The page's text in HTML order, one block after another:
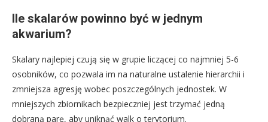
Ile skalarów powinno być w jednym
akwarium?
Skalary najlepiej czują się w grupie liczącej co najmniej 5-6
osobników, co pozwala im na naturalne ustalenie hierarchii i
zmniejsza agresję wobec poszczególnych jednostek. W
mniejszych zbiornikach bezpieczniej jest trzymać jedną
dobraną parę, aby uniknąć walk o terytorium.